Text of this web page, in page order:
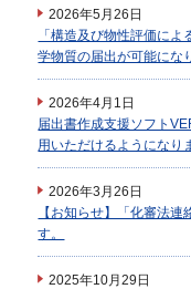
2026年5月26日
「構造及び物性評価に
学物質の届出が可能にな
2026年4月1日
届出書作成支援ソフト
用いただけるようになり
2026年3月26日
【お知らせ】「化審法
す。
2025年10月29日